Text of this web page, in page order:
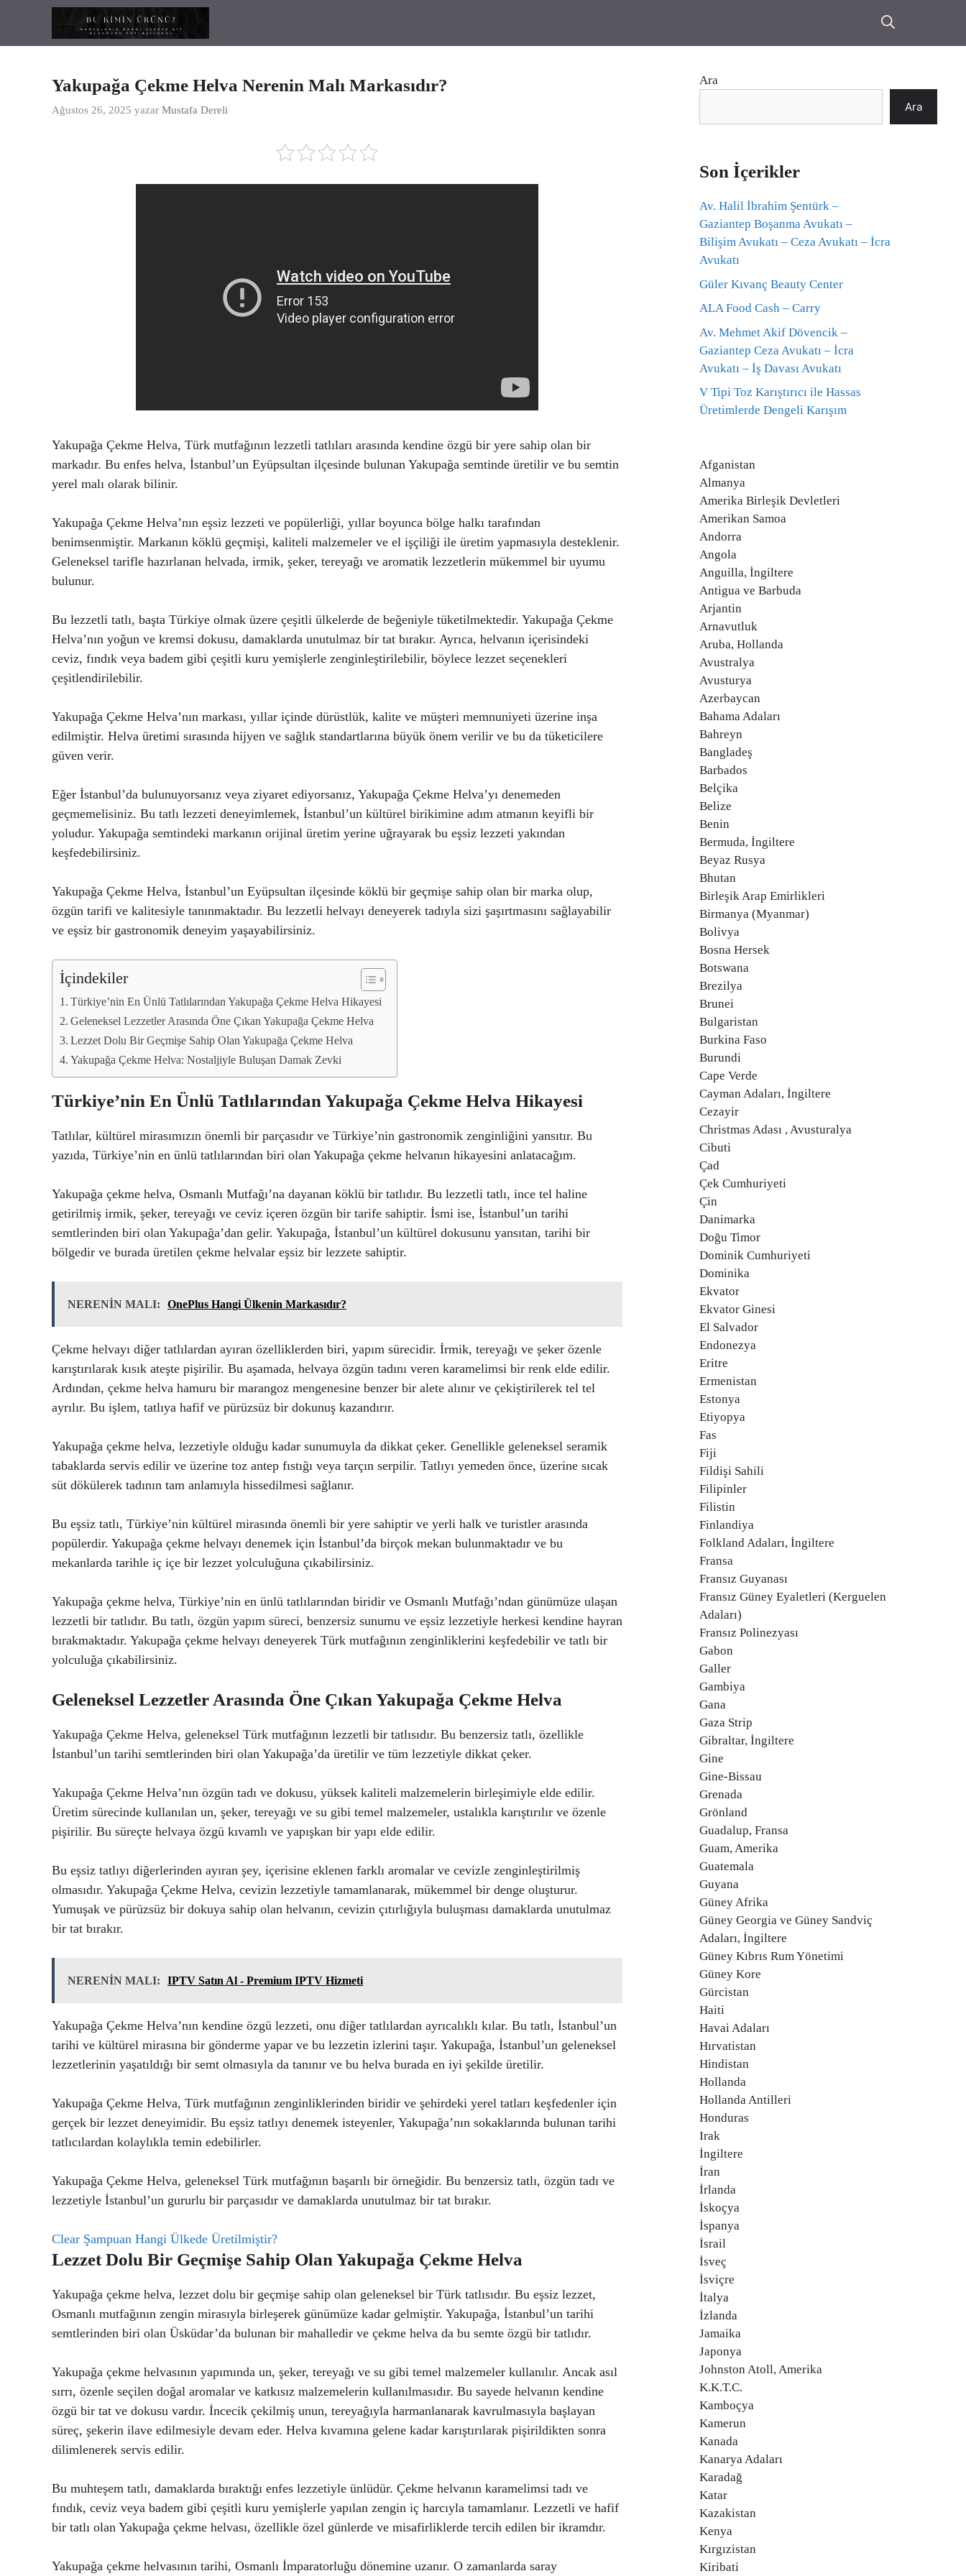
Yakupağa Çekme Helva Nerenin Malı Markasıdır?
Ağustos 26, 2025 yazar Mustafa Dereli
Yakupağa Çekme Helva, Türk mutfağının lezzetli tatlıları arasında kendine özgü bir yere sahip olan bir
markadır. Bu enfes helva, İstanbul’un Eyüpsultan ilçesinde bulunan Yakupağa semtinde üretilir ve bu semtin
yerel malı olarak bilinir.
Yakupağa Çekme Helva’nın eşsiz lezzeti ve popülerliği, yıllar boyunca bölge halkı tarafından
benimsenmiştir. Markanın köklü geçmişi, kaliteli malzemeler ve el işçiliği ile üretim yapmasıyla desteklenir.
Geleneksel tarifle hazırlanan helvada, irmik, şeker, tereyağı ve aromatik lezzetlerin mükemmel bir uyumu
bulunur.
Bu lezzetli tatlı, başta Türkiye olmak üzere çeşitli ülkelerde de beğeniyle tüketilmektedir. Yakupağa Çekme
Helva’nın yoğun ve kremsi dokusu, damaklarda unutulmaz bir tat bırakır. Ayrıca, helvanın içerisindeki
ceviz, fındık veya badem gibi çeşitli kuru yemişlerle zenginleştirilebilir, böylece lezzet seçenekleri
çeşitlendirilebilir.
Yakupağa Çekme Helva’nın markası, yıllar içinde dürüstlük, kalite ve müşteri memnuniyeti üzerine inşa
edilmiştir. Helva üretimi sırasında hijyen ve sağlık standartlarına büyük önem verilir ve bu da tüketicilere
güven verir.
Eğer İstanbul’da bulunuyorsanız veya ziyaret ediyorsanız, Yakupağa Çekme Helva’yı denemeden
geçmemelisiniz. Bu tatlı lezzeti deneyimlemek, İstanbul’un kültürel birikimine adım atmanın keyifli bir
yoludur. Yakupağa semtindeki markanın orijinal üretim yerine uğrayarak bu eşsiz lezzeti yakından
keşfedebilirsiniz.
Yakupağa Çekme Helva, İstanbul’un Eyüpsultan ilçesinde köklü bir geçmişe sahip olan bir marka olup,
özgün tarifi ve kalitesiyle tanınmaktadır. Bu lezzetli helvayı deneyerek tadıyla sizi şaşırtmasını sağlayabilir
ve eşsiz bir gastronomik deneyim yaşayabilirsiniz.
İçindekiler
Türkiye’nin En Ünlü Tatlılarından Yakupağa Çekme Helva Hikayesi
Geleneksel Lezzetler Arasında Öne Çıkan Yakupağa Çekme Helva
Lezzet Dolu Bir Geçmişe Sahip Olan Yakupağa Çekme Helva
Yakupağa Çekme Helva: Nostaljiyle Buluşan Damak Zevki
Türkiye’nin En Ünlü Tatlılarından Yakupağa Çekme Helva Hikayesi
Tatlılar, kültürel mirasımızın önemli bir parçasıdır ve Türkiye’nin gastronomik zenginliğini yansıtır. Bu
yazıda, Türkiye’nin en ünlü tatlılarından biri olan Yakupağa çekme helvanın hikayesini anlatacağım.
Yakupağa çekme helva, Osmanlı Mutfağı’na dayanan köklü bir tatlıdır. Bu lezzetli tatlı, ince tel haline
getirilmiş irmik, şeker, tereyağı ve ceviz içeren özgün bir tarife sahiptir. İsmi ise, İstanbul’un tarihi
semtlerinden biri olan Yakupağa’dan gelir. Yakupağa, İstanbul’un kültürel dokusunu yansıtan, tarihi bir
bölgedir ve burada üretilen çekme helvalar eşsiz bir lezzete sahiptir.
NERENİN MALI: OnePlus Hangi Ülkenin Markasıdır?
Çekme helvayı diğer tatlılardan ayıran özelliklerden biri, yapım sürecidir. İrmik, tereyağı ve şeker özenle
karıştırılarak kısık ateşte pişirilir. Bu aşamada, helvaya özgün tadını veren karamelimsi bir renk elde edilir.
Ardından, çekme helva hamuru bir marangoz mengenesine benzer bir alete alınır ve çekiştirilerek tel tel
ayrılır. Bu işlem, tatlıya hafif ve pürüzsüz bir dokunuş kazandırır.
Yakupağa çekme helva, lezzetiyle olduğu kadar sunumuyla da dikkat çeker. Genellikle geleneksel seramik
tabaklarda servis edilir ve üzerine toz antep fıstığı veya tarçın serpilir. Tatlıyı yemeden önce, üzerine sıcak
süt dökülerek tadının tam anlamıyla hissedilmesi sağlanır.
Bu eşsiz tatlı, Türkiye’nin kültürel mirasında önemli bir yere sahiptir ve yerli halk ve turistler arasında
popülerdir. Yakupağa çekme helvayı denemek için İstanbul’da birçok mekan bulunmaktadır ve bu
mekanlarda tarihle iç içe bir lezzet yolculuğuna çıkabilirsiniz.
Yakupağa çekme helva, Türkiye’nin en ünlü tatlılarından biridir ve Osmanlı Mutfağı’ndan günümüze ulaşan
lezzetli bir tatlıdır. Bu tatlı, özgün yapım süreci, benzersiz sunumu ve eşsiz lezzetiyle herkesi kendine hayran
bırakmaktadır. Yakupağa çekme helvayı deneyerek Türk mutfağının zenginliklerini keşfedebilir ve tatlı bir
yolculuğa çıkabilirsiniz.
Geleneksel Lezzetler Arasında Öne Çıkan Yakupağa Çekme Helva
Yakupağa Çekme Helva, geleneksel Türk mutfağının lezzetli bir tatlısıdır. Bu benzersiz tatlı, özellikle
İstanbul’un tarihi semtlerinden biri olan Yakupağa’da üretilir ve tüm lezzetiyle dikkat çeker.
Yakupağa Çekme Helva’nın özgün tadı ve dokusu, yüksek kaliteli malzemelerin birleşimiyle elde edilir.
Üretim sürecinde kullanılan un, şeker, tereyağı ve su gibi temel malzemeler, ustalıkla karıştırılır ve özenle
pişirilir. Bu süreçte helvaya özgü kıvamlı ve yapışkan bir yapı elde edilir.
Bu eşsiz tatlıyı diğerlerinden ayıran şey, içerisine eklenen farklı aromalar ve cevizle zenginleştirilmiş
olmasıdır. Yakupağa Çekme Helva, cevizin lezzetiyle tamamlanarak, mükemmel bir denge oluşturur.
Yumuşak ve pürüzsüz bir dokuya sahip olan helvanın, cevizin çıtırlığıyla buluşması damaklarda unutulmaz
bir tat bırakır.
NERENİN MALI: IPTV Satın Al - Premium IPTV Hizmeti
Yakupağa Çekme Helva’nın kendine özgü lezzeti, onu diğer tatlılardan ayrıcalıklı kılar. Bu tatlı, İstanbul’un
tarihi ve kültürel mirasına bir gönderme yapar ve bu lezzetin izlerini taşır. Yakupağa, İstanbul’un geleneksel
lezzetlerinin yaşatıldığı bir semt olmasıyla da tanınır ve bu helva burada en iyi şekilde üretilir.
Yakupağa Çekme Helva, Türk mutfağının zenginliklerinden biridir ve şehirdeki yerel tatları keşfedenler için
gerçek bir lezzet deneyimidir. Bu eşsiz tatlıyı denemek isteyenler, Yakupağa’nın sokaklarında bulunan tarihi
tatlıcılardan kolaylıkla temin edebilirler.
Yakupağa Çekme Helva, geleneksel Türk mutfağının başarılı bir örneğidir. Bu benzersiz tatlı, özgün tadı ve
lezzetiyle İstanbul’un gururlu bir parçasıdır ve damaklarda unutulmaz bir tat bırakır.
Clear Şampuan Hangi Ülkede Üretilmiştir?
Lezzet Dolu Bir Geçmişe Sahip Olan Yakupağa Çekme Helva
Yakupağa çekme helva, lezzet dolu bir geçmişe sahip olan geleneksel bir Türk tatlısıdır. Bu eşsiz lezzet,
Osmanlı mutfağının zengin mirasıyla birleşerek günümüze kadar gelmiştir. Yakupağa, İstanbul’un tarihi
semtlerinden biri olan Üsküdar’da bulunan bir mahalledir ve çekme helva da bu semte özgü bir tatlıdır.
Yakupağa çekme helvasının yapımında un, şeker, tereyağı ve su gibi temel malzemeler kullanılır. Ancak asıl
sırrı, özenle seçilen doğal aromalar ve katkısız malzemelerin kullanılmasıdır. Bu sayede helvanın kendine
özgü bir tat ve dokusu vardır. İncecik çekilmiş unun, tereyağıyla harmanlanarak kavrulmasıyla başlayan
süreç, şekerin ilave edilmesiyle devam eder. Helva kıvamına gelene kadar karıştırılarak pişirildikten sonra
dilimlenerek servis edilir.
Bu muhteşem tatlı, damaklarda bıraktığı enfes lezzetiyle ünlüdür. Çekme helvanın karamelimsi tadı ve
fındık, ceviz veya badem gibi çeşitli kuru yemişlerle yapılan zengin iç harcıyla tamamlanır. Lezzetli ve hafif
bir tatlı olan Yakupağa çekme helvası, özellikle özel günlerde ve misafirliklerde tercih edilen bir ikramdır.
Yakupağa çekme helvasının tarihi, Osmanlı İmparatorluğu dönemine uzanır. O zamanlarda saray
Ara
Ara
Son İçerikler
Av. Halil İbrahim Şentürk –
Gaziantep Boşanma Avukatı –
Bilişim Avukatı – Ceza Avukatı – İcra
Avukatı
Güler Kıvanç Beauty Center
ALA Food Cash – Carry
Av. Mehmet Akif Dövencik –
Gaziantep Ceza Avukatı – İcra
Avukatı – İş Davası Avukatı
V Tipi Toz Karıştırıcı ile Hassas
Üretimlerde Dengeli Karışım
Afganistan
Almanya
Amerika Birleşik Devletleri
Amerikan Samoa
Andorra
Angola
Anguilla, İngiltere
Antigua ve Barbuda
Arjantin
Arnavutluk
Aruba, Hollanda
Avustralya
Avusturya
Azerbaycan
Bahama Adaları
Bahreyn
Bangladeş
Barbados
Belçika
Belize
Benin
Bermuda, İngiltere
Beyaz Rusya
Bhutan
Birleşik Arap Emirlikleri
Birmanya (Myanmar)
Bolivya
Bosna Hersek
Botswana
Brezilya
Brunei
Bulgaristan
Burkina Faso
Burundi
Cape Verde
Cayman Adaları, İngiltere
Cezayir
Christmas Adası , Avusturalya
Cibuti
Çad
Çek Cumhuriyeti
Çin
Danimarka
Doğu Timor
Dominik Cumhuriyeti
Dominika
Ekvator
Ekvator Ginesi
El Salvador
Endonezya
Eritre
Ermenistan
Estonya
Etiyopya
Fas
Fiji
Fildişi Sahili
Filipinler
Filistin
Finlandiya
Folkland Adaları, İngiltere
Fransa
Fransız Guyanası
Fransız Güney Eyaletleri (Kerguelen
Adaları)
Fransız Polinezyası
Gabon
Galler
Gambiya
Gana
Gaza Strip
Gibraltar, İngiltere
Gine
Gine-Bissau
Grenada
Grönland
Guadalup, Fransa
Guam, Amerika
Guatemala
Guyana
Güney Afrika
Güney Georgia ve Güney Sandviç
Adaları, İngiltere
Güney Kıbrıs Rum Yönetimi
Güney Kore
Gürcistan
Haiti
Havai Adaları
Hırvatistan
Hindistan
Hollanda
Hollanda Antilleri
Honduras
Irak
İngiltere
İran
İrlanda
İskoçya
İspanya
İsrail
İsveç
İsviçre
İtalya
İzlanda
Jamaika
Japonya
Johnston Atoll, Amerika
K.K.T.C.
Kamboçya
Kamerun
Kanada
Kanarya Adaları
Karadağ
Katar
Kazakistan
Kenya
Kırgızistan
Kiribati